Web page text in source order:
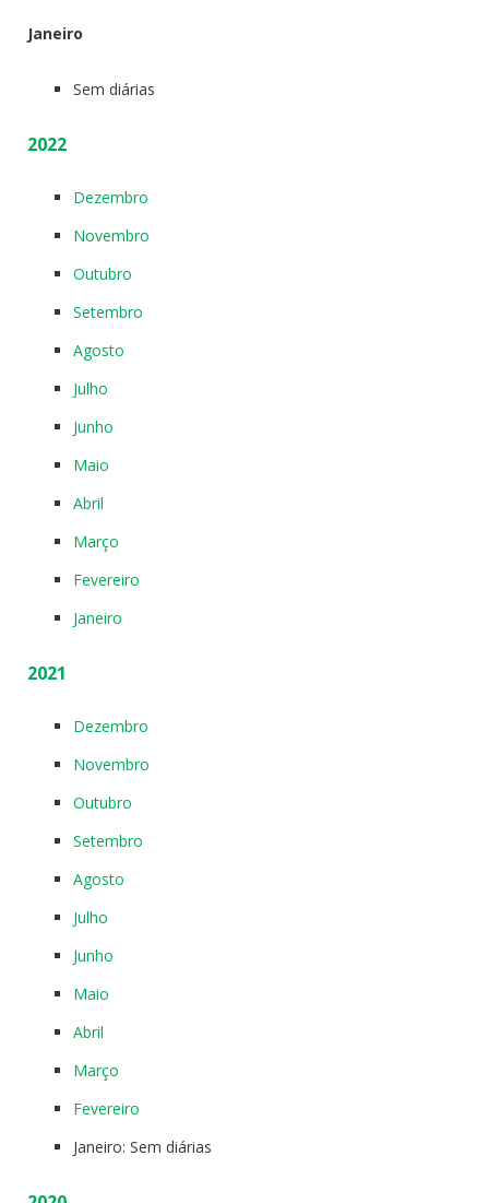
Janeiro
Sem diárias
2022
Dezembro
Novembro
Outubro
Setembro
Agosto
Julho
Junho
Maio
Abril
Março
Fevereiro
Janeiro
2021
Dezembro
Novembro
Outubro
Setembro
Agosto
Julho
Junho
Maio
Abril
Março
Fevereiro
Janeiro: Sem diárias